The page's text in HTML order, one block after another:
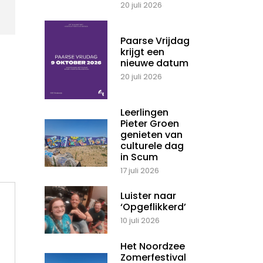
20 juli 2026
Paarse Vrijdag
krijgt een
nieuwe datum
20 juli 2026
Leerlingen
Pieter Groen
genieten van
culturele dag
in Scum
17 juli 2026
Luister naar
‘Opgeflikkerd’
10 juli 2026
Het Noordzee
Zomerfestival